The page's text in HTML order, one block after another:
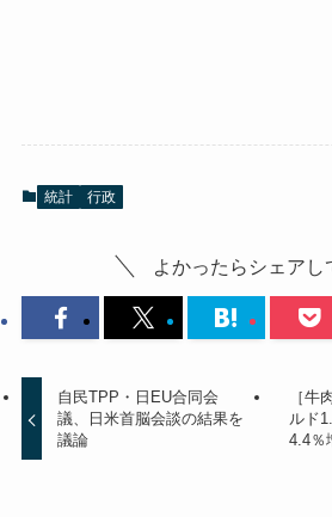
統計 行政
よかったらシェアし
自民TPP・日EU合同会
議、日米首脳会談の結果を
議論
［牛
ルド
4.4％